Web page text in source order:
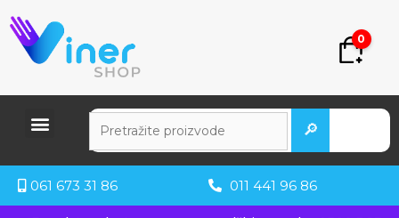
0
🔎
061 673 31 86 011 441 96 86